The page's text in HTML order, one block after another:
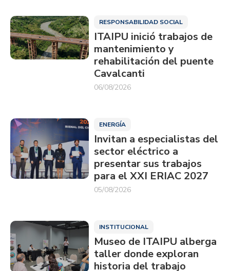
RESPONSABILIDAD SOCIAL
ITAIPU inició trabajos de
mantenimiento y
rehabilitación del puente
Cavalcanti
06/08/2026
ENERGÍA
Invitan a especialistas del
sector eléctrico a
presentar sus trabajos
para el XXI ERIAC 2027
05/08/2026
INSTITUCIONAL
Museo de ITAIPU alberga
taller donde exploran
historia del trabajo